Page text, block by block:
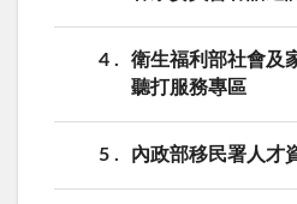
4
衛生福利部社會及
聽打服務專區
5 內政部移民署人才